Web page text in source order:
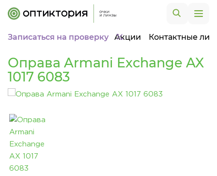
Записаться на проверку Акции Контактные
Оправа Armani Exchange AX
1017 6083